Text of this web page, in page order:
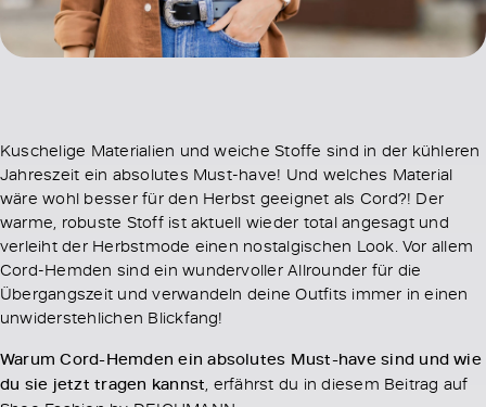
Kuschelige Materialien und weiche Stoffe sind in der kühleren
Jahreszeit ein absolutes Must-have! Und welches Material
wäre wohl besser für den Herbst geeignet als Cord?! Der
warme, robuste Stoff ist aktuell wieder total angesagt und
verleiht der Herbstmode einen nostalgischen Look. Vor allem
Cord-Hemden sind ein wundervoller Allrounder für die
Übergangszeit und verwandeln deine Outfits immer in einen
unwiderstehlichen Blickfang!
Warum Cord-Hemden ein absolutes Must-have sind und wie
du sie jetzt tragen kannst , erfährst du in diesem Beitrag auf